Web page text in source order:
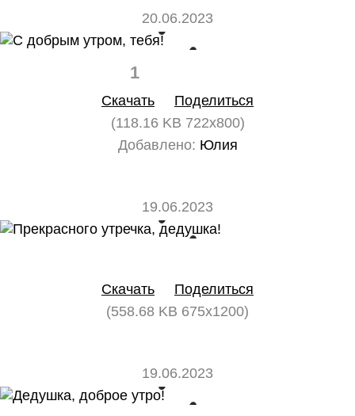
20.06.2023
1
Скачать
Поделиться
(118.16 KB 722x800)
Добавлено: Юлия
19.06.2023
Скачать
Поделиться
(558.68 KB 675x1200)
19.06.2023